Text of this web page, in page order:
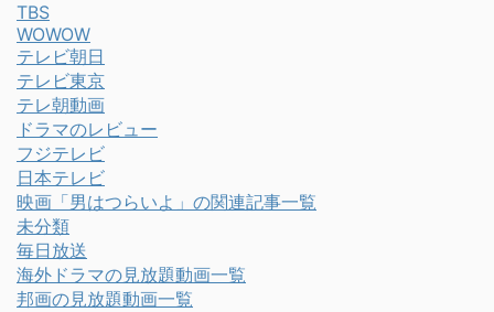
TBS
WOWOW
テレビ朝日
テレビ東京
テレ朝動画
ドラマのレビュー
フジテレビ
日本テレビ
映画「男はつらいよ」の関連記事一覧
未分類
毎日放送
海外ドラマの見放題動画一覧
邦画の見放題動画一覧